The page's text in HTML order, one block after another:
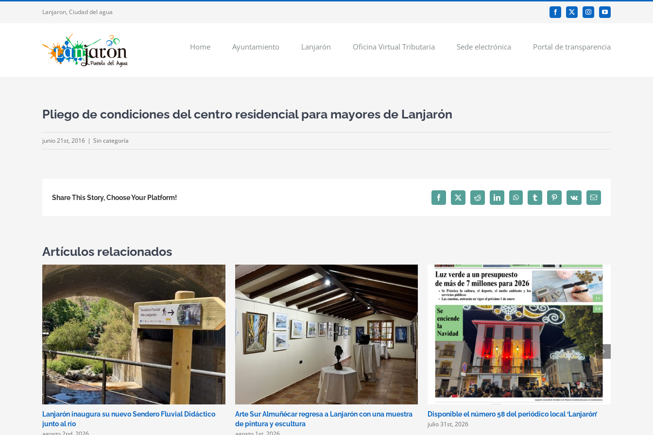
Lanjaron, Ciudad del agua Facebook
X InstagramYouTube
Home Ayuntamiento Lanjarón Oficina Virtual Tributaria Sede electrónica Portal de transparencia
Pliego de condiciones del centro residencial para mayores de Lanjarón
junio 21st, 2016 | Sin categoría
Share This Story, Choose Your Platform! Facebook
X Reddit LinkedInWhatsAppTumblrPinterest
Vk
Correo
electrónico
Artículos relacionados
Lanjarón inaugura su nuevo Sendero Fluvial Didáctico
junto al río
Arte Sur Almuñécar regresa a Lanjarón con una muestra
de pintura y escultura
Disponible el número 58 del periódico local ‘Lanjarón’
julio 31st, 2026